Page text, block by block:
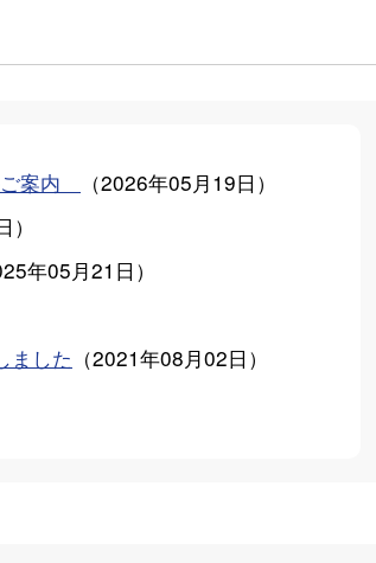
案内 （2026年05月19日 ）
）
年05月21日 ）
ました （2021年08月02日 ）